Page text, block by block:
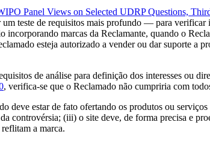
Panel Views on Selected UDRP Questions,
um teste de requisitos mais profundo — para
marcas da Reclamante, quando o
esteja autorizado a vender ou dar suporte a
de análise para definição dos interesses ou
, verifica-se que o Reclamado não cumpriria com
deve estar de fato ofertando os produtos ou
controvérsia; (iii) o site deve, de forma precisa e
a marca.